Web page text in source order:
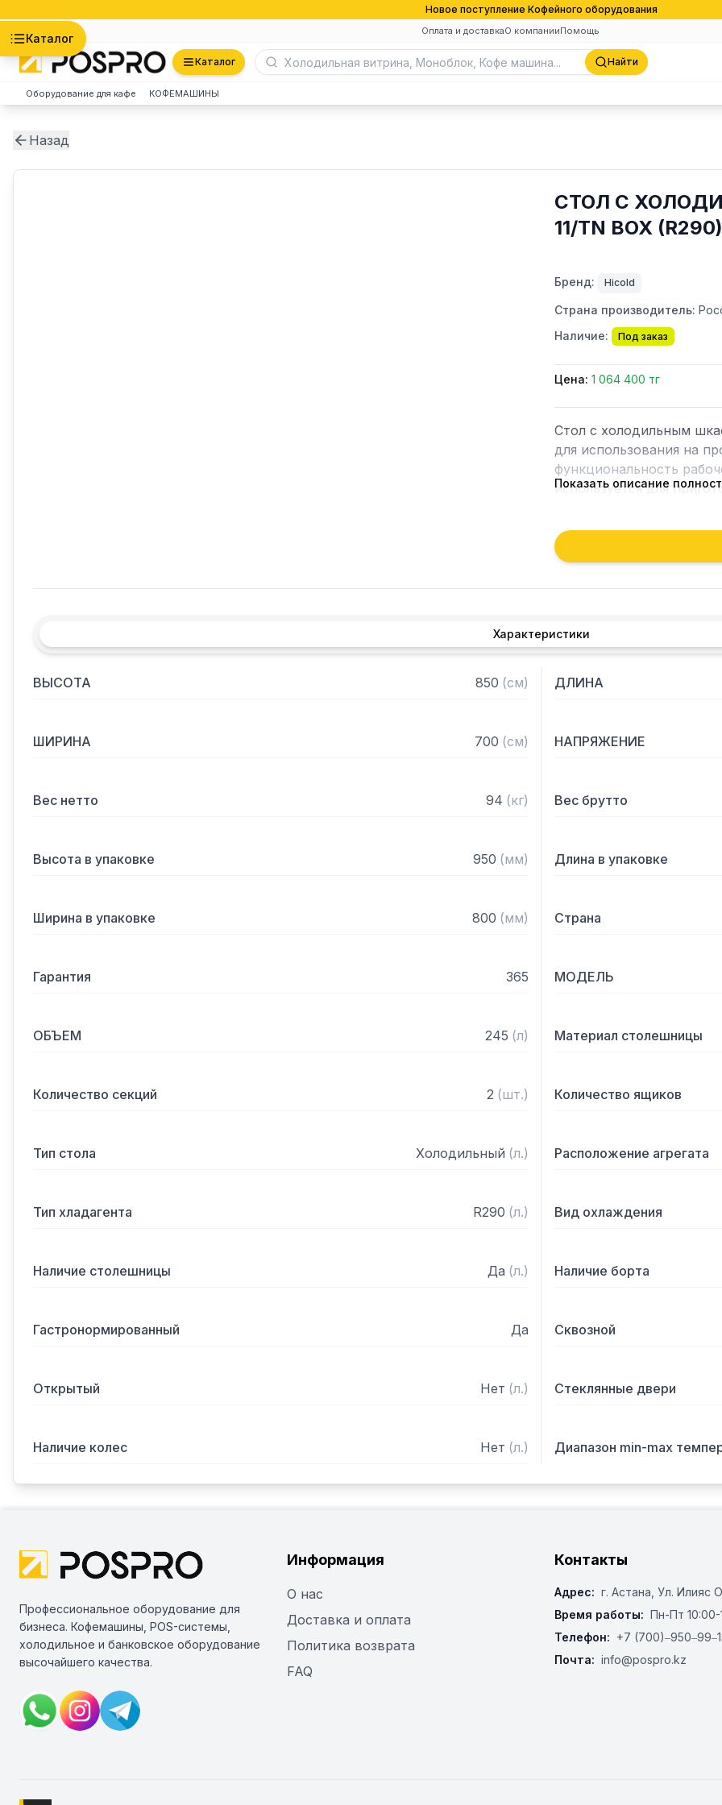
Новое поступление Кофейного оборудования
Оплата и доставкаО компанииПомощь
Каталог
Каталог Найти
Оборудование для кафе КОФЕМАШИНЫ
Назад
СТОЛ С
11/TN BOX (R290)
Бренд: Hicold
Страна производитель:
Наличие:
Под заказ
Цена: 1 064 400 тг
Стол с холодильным
для использования на
функциональность
используется для
двухсекционную
Благодаря высокой
стола с холодильным
— Оттайка:
— Высота борта: 50 мм
уплотнители.
Показать описание
Характеристики
ВЫСОТА 850 (см) ДЛИНА
ШИРИНА 700 (см) НАПРЯЖЕНИЕ
Вес нетто 94 (кг) Вес брутто
Высота в упаковке 950 (мм) Длина в упаковке
Ширина в упаковке 800 (мм) Страна
Гарантия 365 МОДЕЛЬ
ОБЪЕМ 245 (л) Материал столешницы
Количество секций 2 (шт.) Количество ящиков
Тип стола Холодильный (л.) Расположение агрегата
Тип хладагента R290 (л.) Вид охлаждения
Наличие столешницы Да (л.) Наличие борта
Гастронормированный Да Сквозной
Открытый Нет (л.) Стеклянные двери
Наличие колес Нет (л.) Диапазон min-max
Профессиональное оборудование для
бизнеса. Кофемашины, POS-системы,
холодильное и банковское оборудование
высочайшего качества.
Информация
О нас
Доставка и оплата
Политика возврата
FAQ
Контакты
Адрес: г. Астана, ​Ул. Илияс
Время работы: Пн-Пт 10:00-
Телефон: +7
Почта: info@pospro.kz